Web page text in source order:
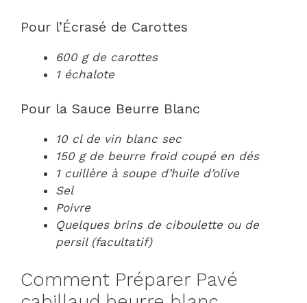
Pour l’Écrasé de Carottes
600 g de carottes
1 échalote
Pour la Sauce Beurre Blanc
10 cl de vin blanc sec
150 g de beurre froid coupé en dés
1 cuillère à soupe d’huile d’olive
Sel
Poivre
Quelques brins de ciboulette ou de
persil (facultatif)
Comment Préparer Pavé